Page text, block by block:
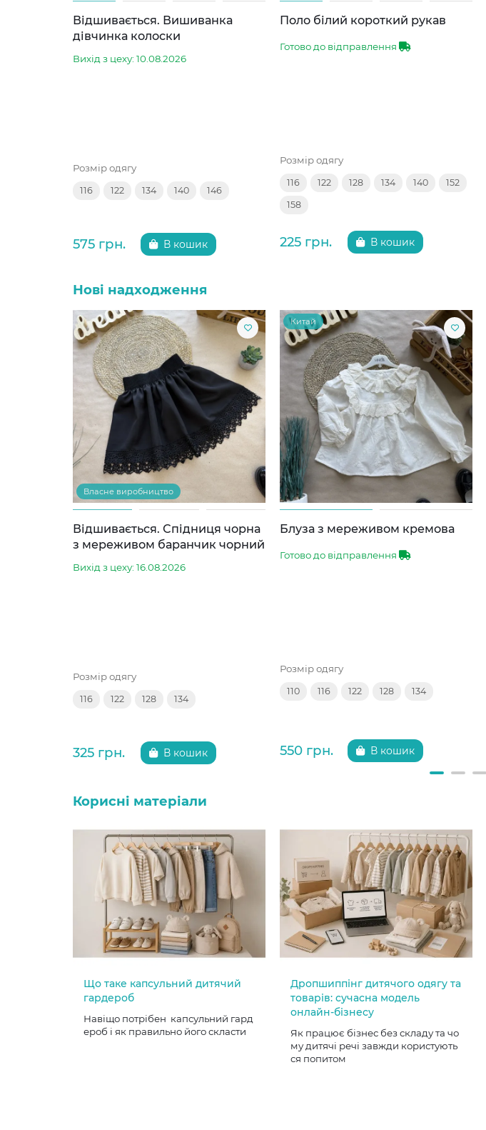
Відшивається. Вишиванка
дівчинка колоски
Вихід з цеху: 10.08.2026
Розмір одягу
116 122 134 140 146
575 грн. В кошик
Поло білий короткий рукав
Готово до відправлення
Розмір одягу
116 122 128 134 140 152
158
225 грн. В кошик
Нові надходження
Власне виробництво
Відшивається. Спідниця чорна
з мереживом баранчик чорний
Вихід з цеху: 16.08.2026
Розмір одягу
116 122 128 134
325 грн. В кошик
Китай
Блуза з мереживом кремова
Готово до відправлення
Розмір одягу
110 116 122 128 134
550 грн. В кошик
Корисні матеріали
Що таке капсульний дитячий
гардероб
Навіщо потрібен капсульний гард
ероб і як правильно його скласти
Дропшиппінг дитячого одягу та
товарів: сучасна модель
онлайн-бізнесу
Як працює бізнес без складу та чо
му дитячі речі завжди користують
ся попитом